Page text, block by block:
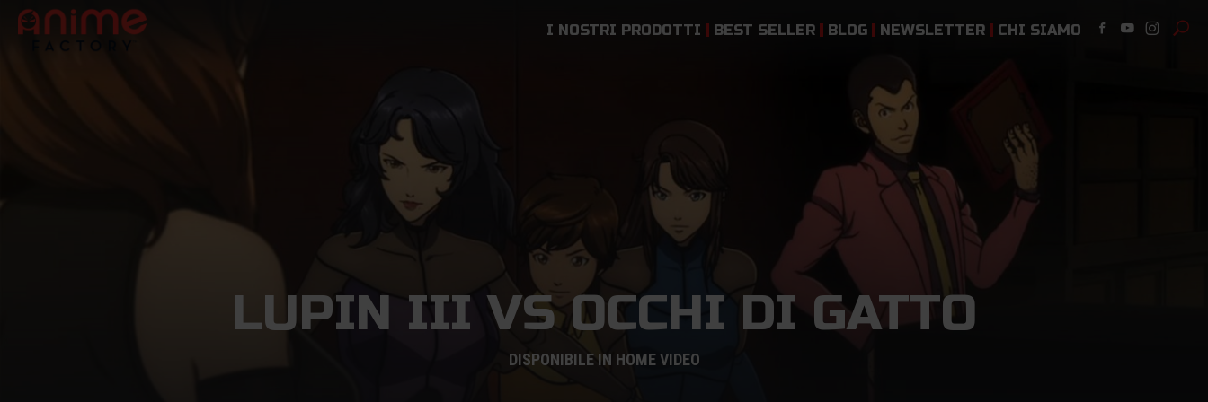
I NOSTRI PRODOTTI BEST SELLER BLOG NEWSLETTER CHI SIAMO
LUPIN III VS OCCHI DI GATTO
DISPONIBILE IN HOME VIDEO